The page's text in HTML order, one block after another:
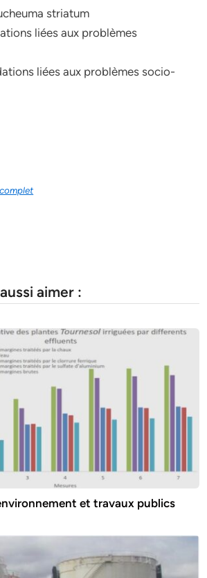
striatum
liées aux problèmes
liées aux problèmes socio-
aimer :
et travaux publics